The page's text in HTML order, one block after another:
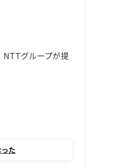
NTTグループが提
た